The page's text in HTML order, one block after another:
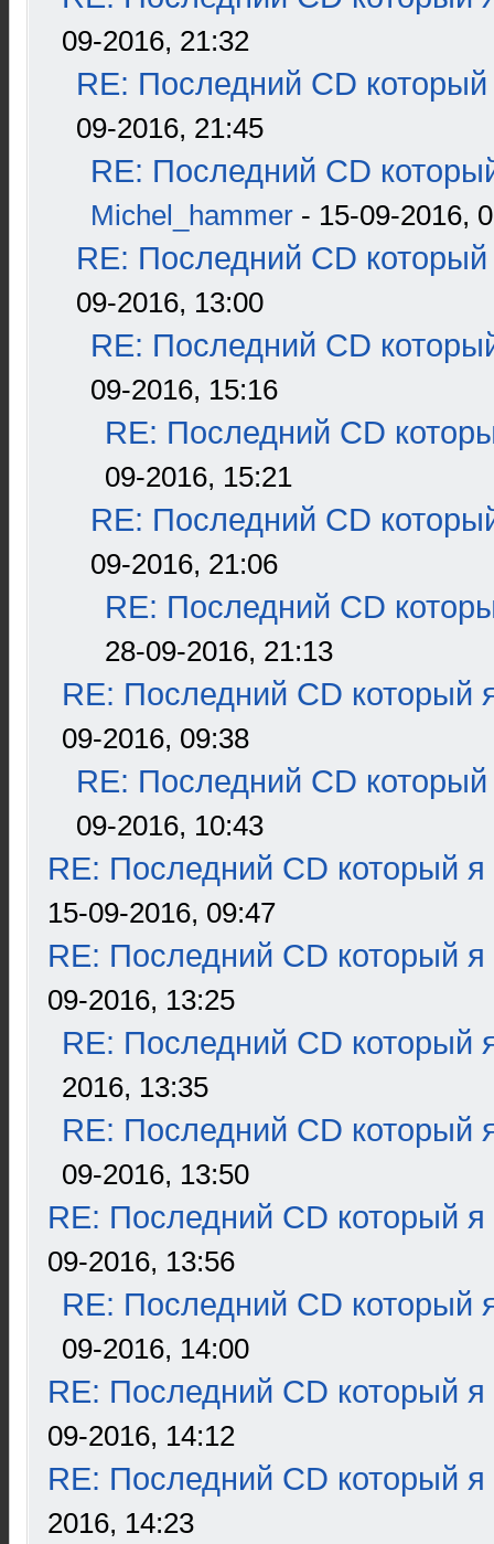
09-2016, 21:32
RE: Последний CD который
09-2016, 21:45
RE: Последний CD
Michel_hammer - 15-09-2016,
RE: Последний CD который
09-2016, 13:00
RE: Последний CD
09-2016, 15:16
RE: Последний CD
09-2016, 15:21
RE: Последний CD
09-2016, 21:06
RE: Последний CD
28-09-2016, 21:13
RE: Последний CD который
09-2016, 09:38
RE: Последний CD который
09-2016, 10:43
RE: Последний CD который я
15-09-2016, 09:47
RE: Последний CD который я
09-2016, 13:25
RE: Последний CD который
2016, 13:35
RE: Последний CD который
09-2016, 13:50
RE: Последний CD который я
09-2016, 13:56
RE: Последний CD который
09-2016, 14:00
RE: Последний CD который я
09-2016, 14:12
RE: Последний CD который я
2016, 14:23